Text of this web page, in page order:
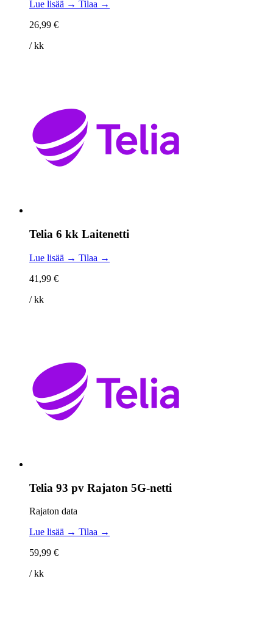
Lue lisää → Tilaa →
26,99 €
/ kk
Telia 6 kk Laitenetti
Lue lisää → Tilaa →
41,99 €
/ kk
Telia 93 pv Rajaton 5G-netti
Rajaton data
Lue lisää → Tilaa →
59,99 €
/ kk